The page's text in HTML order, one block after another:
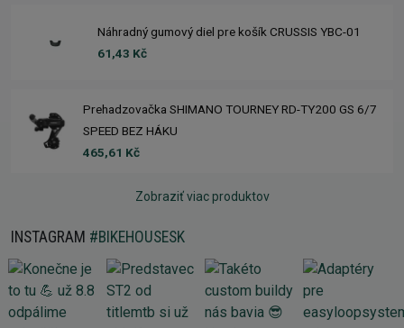
Náhradný gumový diel pre košík CRUSSIS YBC-01
61,43 Kč
Prehadzovačka SHIMANO TOURNEY RD-TY200 GS 6/7
SPEED BEZ HÁKU
465,61 Kč
Zobraziť viac produktov
INSTAGRAM #BIKEHOUSESK